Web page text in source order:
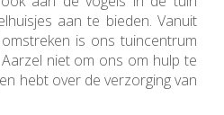
aan te bieden. Vanuit
is ons tuincentrum
niet om ons om hulp te
hebt over de verzorging van